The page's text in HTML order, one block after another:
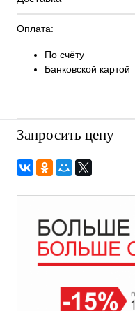
Оплата:
По счёту
Банковской картой
Запросить цену